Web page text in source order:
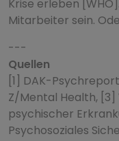
Krise erleben
Mitarbeiter sein.
---
Quellen
[1] DAK-
Z/Mental Health,
psychischer
Psychosoziales